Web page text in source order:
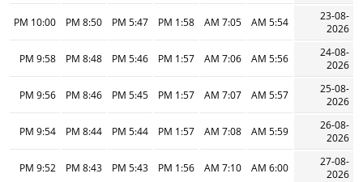
23-08-
2026
5:54 AM
7:05 AM
1:58 PM
5:47 PM
8:50 PM
10:00 PM
24-08-
2026
5:56 AM
7:06 AM
1:57 PM
5:46 PM
8:48 PM
9:58 PM
25-08-
2026
5:57 AM
7:07 AM
1:57 PM
5:45 PM
8:46 PM
9:56 PM
26-08-
2026
5:59 AM
7:08 AM
1:57 PM
5:44 PM
8:44 PM
9:54 PM
27-08-
2026
6:00 AM
7:10 AM
1:56 PM
5:43 PM
8:43 PM
9:52 PM